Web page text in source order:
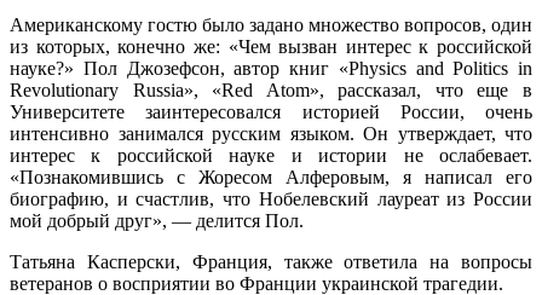
Американскому гостю было задано множество вопросов, один
из которых, конечно же: «Чем вызван интерес к российской
науке?» Пол Джозефсон, автор книг «Physics and Politics in
Revolutionary Russia», «Red Atom», рассказал, что еще в
Университете заинтересовался историей России, очень
интенсивно занимался русским языком. Он утверждает, что
интерес к российской науке и истории не ослабевает.
«Познакомившись с Жоресом Алферовым, я написал его
биографию, и счастлив, что Нобелевский лауреат из России
мой добрый друг», — делится Пол.
Татьяна Касперски, Франция, также ответила на вопросы
ветеранов о восприятии во Франции украинской трагедии.